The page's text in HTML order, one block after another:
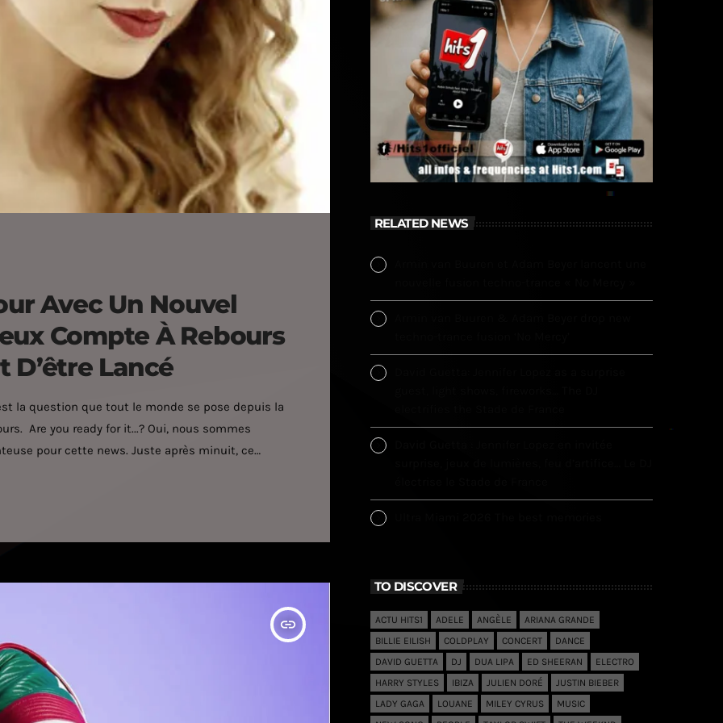
Avec Un Nouvel
Compte À Rebours
D’être Lancé
la question que tout le monde se pose depuis la
Are you ready for it...? Oui, nous sommes
pour cette news. Juste après minuit, ce
avec Katy Perry a posté un compte à rebours
insert_link
RELATED NEWS
TO DISCOVER
ACTU HITS1 ADELE ANGÈLE
ARIANA GRANDE
BILLIE EILISH
COLDPLAY CONCERT
DANCE
DAVID GUETTA
DJ DUA LIPA ED SHEERAN
ELECTRO
HARRY STYLES
IBIZA JULIEN DORÉ
JUSTIN BIEBER
LADY GAGA
LOUANE MILEY CYRUS
MUSIC